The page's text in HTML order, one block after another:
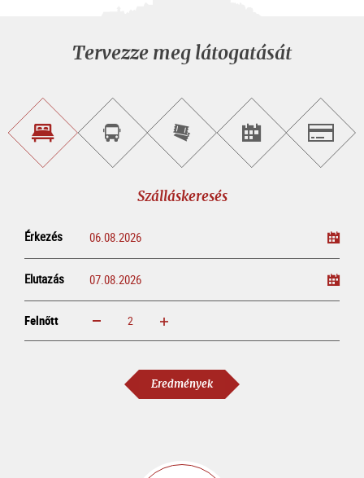
Tervezze meg látogatását
SzálláskeresésVárosnéző
túra
foglalása
Online
jegyvásárlás
Rendezvény
keresése
Szálláskeresés
Érkezés
Elutazás
Felnőtt növelem csökkentem
Eredmények